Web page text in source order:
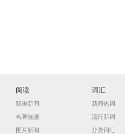
阅读
双语新闻
名著选读
图片新闻
词汇
新闻热词
流行新词
分类词汇